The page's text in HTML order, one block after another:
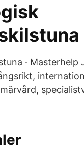
· Masterhelp